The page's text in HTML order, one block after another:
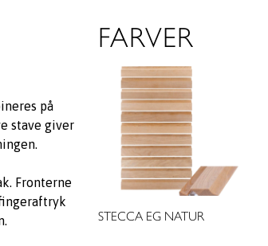
SE KØKKEN
på
stave giver
Fronterne
FARVER
STECCA EG NATUR